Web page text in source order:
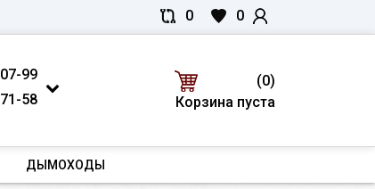
0 0
99
58
(0)
Корзина пуста
ДЫМОХОДЫ